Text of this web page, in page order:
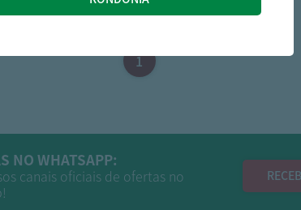
1
NO WHATSAPP:
canais oficiais de ofertas no